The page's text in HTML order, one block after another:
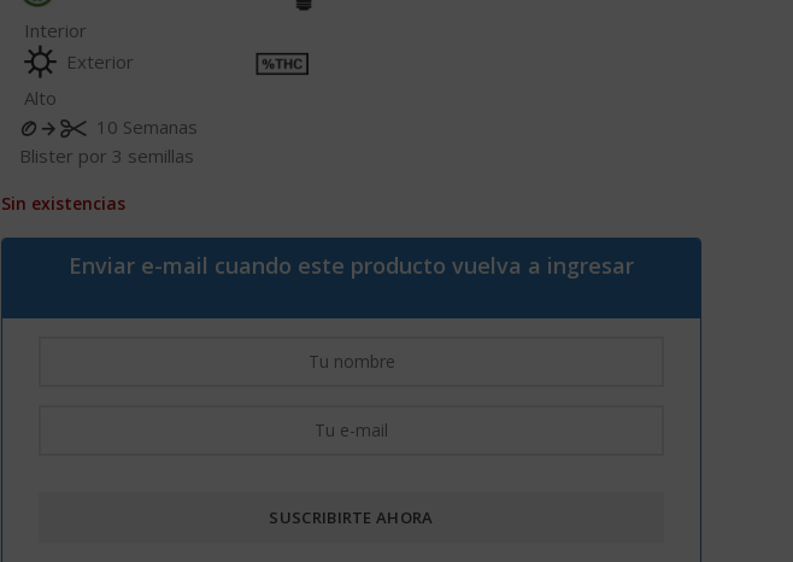
Interior
Exterior
Alto
10 Semanas
Blister por 3 semillas
Sin existencias
Enviar e-mail cuando este producto vuelva a ingresar